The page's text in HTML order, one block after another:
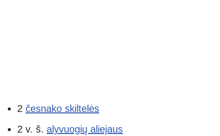
2 česnako skiltelės
2 v. š. alyvuogių aliejaus